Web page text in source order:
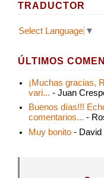
TRADUCTOR
Select Language ▼
ÚLTIMOS
¡Muchas gracias,
vari... - Juan
Buenos días!!!
comentarios... -
Muy bonito - David